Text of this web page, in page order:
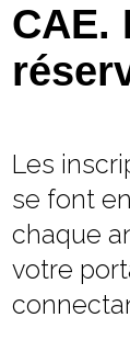
Economie
Services
CAE.
Les
se font
chaque
votre